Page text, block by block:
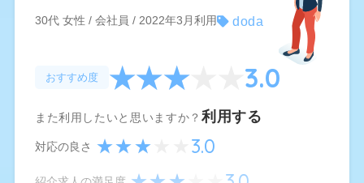
また、心配な事や気になる事など、些細な事でも
担当の方にはLINEで相談することができ、レスポ
ンスも常に早かったので安心できましたし、やは
りLINEで相談ができるとミスマッチのようなこと
話を進めることができました。
30代 女性 / 会社員 / 2022年3月利用 doda
おすすめ度 3.0
また利用したいと思いますか？ 利用する
対応の良さ 3.0